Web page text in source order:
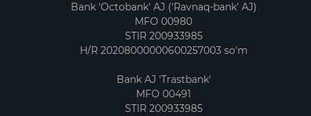
Bank 'Octobank' AJ ('Ravnaq-bank' AJ)
MFO 00980
STIR 200933985
H/R 20208000000600257003 so'm
Bank AJ 'Trastbank'
MFO 00491
STIR 200933985